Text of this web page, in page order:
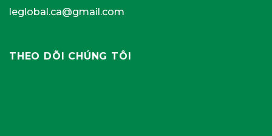
leglobal.ca@gmail.com
THEO DÕI CHÚNG TÔI